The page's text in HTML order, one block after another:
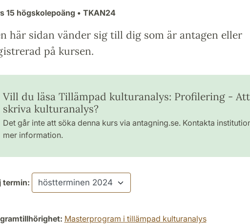
15 högskolepoäng • TKAN24
här sidan vänder sig till dig som är antagen eller
på kursen.
Vill du läsa Tillämpad kulturanalys: Profilering - Att
skriva kulturanalys?
Det går inte att söka denna kurs via antagning.se. Kontakta
mer information.
termin:
Masterprogram i tillämpad kulturanalys